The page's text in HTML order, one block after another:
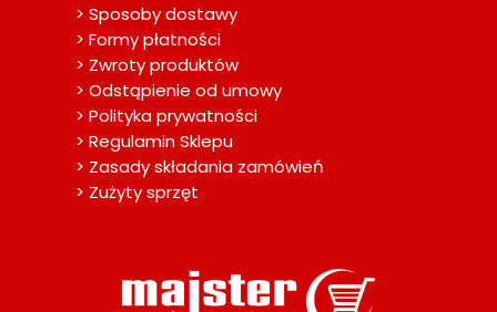
> Sposoby dostawy
> Formy płatności
> Zwroty produktów
> Odstąpienie od umowy
> Polityka prywatności
> Regulamin Sklepu
> Zasady składania zamówień
> Zużyty sprzęt